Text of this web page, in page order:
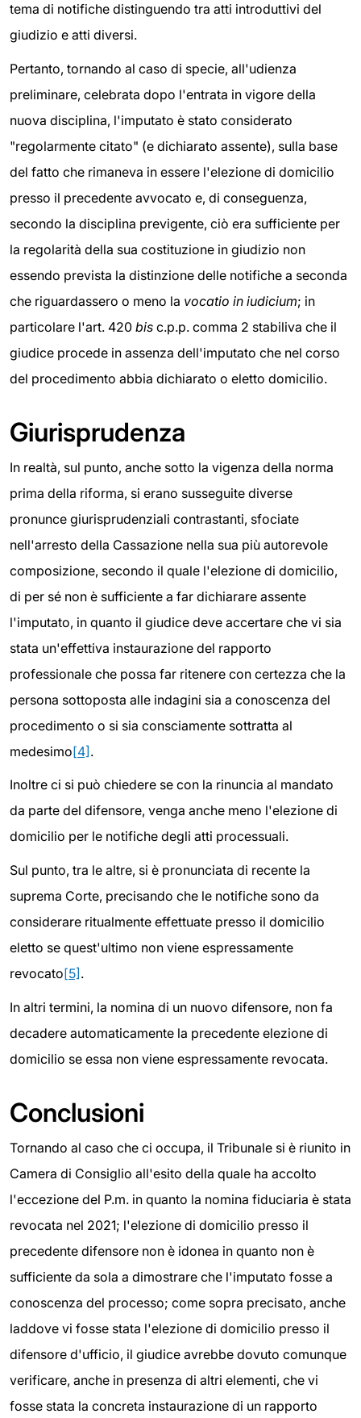
tema di notifiche distinguendo tra atti introduttivi del
giudizio e atti diversi.
Pertanto, tornando al caso di specie, all'udienza
preliminare, celebrata dopo l'entrata in vigore della
nuova disciplina, l'imputato è stato considerato
"regolarmente citato" (e dichiarato assente), sulla base
del fatto che rimaneva in essere l'elezione di domicilio
presso il precedente avvocato e, di conseguenza,
secondo la disciplina previgente, ciò era sufficiente per
la regolarità della sua costituzione in giudizio non
essendo prevista la distinzione delle notifiche a seconda
che riguardassero o meno la vocatio in iudicium; in
particolare l'art. 420 bis c.p.p. comma 2 stabiliva che il
giudice procede in assenza dell'imputato che nel corso
del procedimento abbia dichiarato o eletto domicilio.
Giurisprudenza
In realtà, sul punto, anche sotto la vigenza della norma
prima della riforma, si erano susseguite diverse
pronunce giurisprudenziali contrastanti, sfociate
nell'arresto della Cassazione nella sua più autorevole
composizione, secondo il quale l'elezione di domicilio,
di per sé non è sufficiente a far dichiarare assente
l'imputato, in quanto il giudice deve accertare che vi sia
stata un'effettiva instaurazione del rapporto
professionale che possa far ritenere con certezza che la
persona sottoposta alle indagini sia a conoscenza del
procedimento o si sia consciamente sottratta al
medesimo[4].
Inoltre ci si può chiedere se con la rinuncia al mandato
da parte del difensore, venga anche meno l'elezione di
domicilio per le notifiche degli atti processuali.
Sul punto, tra le altre, si è pronunciata di recente la
suprema Corte, precisando che le notifiche sono da
considerare ritualmente effettuate presso il domicilio
eletto se quest'ultimo non viene espressamente
revocato[5].
In altri termini, la nomina di un nuovo difensore, non fa
decadere automaticamente la precedente elezione di
domicilio se essa non viene espressamente revocata.
Conclusioni
Tornando al caso che ci occupa, il Tribunale si è riunito in
Camera di Consiglio all'esito della quale ha accolto
l'eccezione del P.m. in quanto la nomina fiduciaria è stata
revocata nel 2021; l'elezione di domicilio presso il
precedente difensore non è idonea in quanto non è
sufficiente da sola a dimostrare che l'imputato fosse a
conoscenza del processo; come sopra precisato, anche
laddove vi fosse stata l'elezione di domicilio presso il
difensore d'ufficio, il giudice avrebbe dovuto comunque
verificare, anche in presenza di altri elementi, che vi
fosse stata la concreta instaurazione di un rapporto